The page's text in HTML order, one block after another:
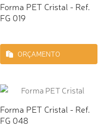
Forma PET Cristal - Ref.
FG 019
ORÇAMENTO
Forma PET Cristal - Ref.
FG 048